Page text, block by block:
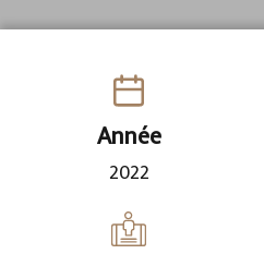
Année
2022